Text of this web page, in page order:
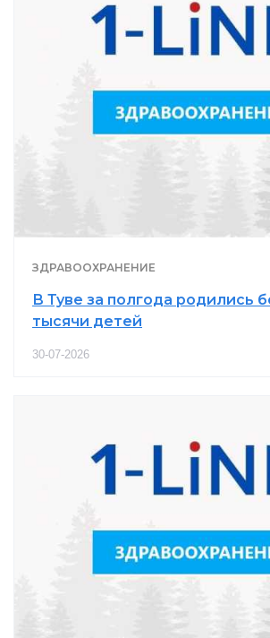
ЗДРАВООХРАНЕНИЕ
В Туве за полгода родились
тысячи детей
30-07-2026